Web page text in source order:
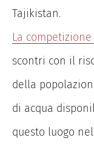
Tajikistan.
La competizione
scontri con il
della
di acqua
questo luogo